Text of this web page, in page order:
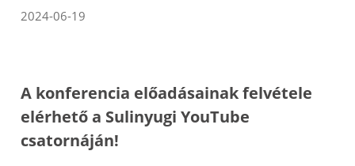
2024-06-19
A konferencia előadásainak felvétele
elérhető a Sulinyugi YouTube
csatornáján!